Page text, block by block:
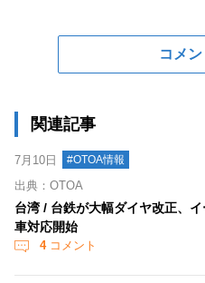
コメ
関連記事
7月10日 #OTOA情報
出典：OTOA
台湾 / 台鉄が大幅ダイヤ改正、
車対応開始
4コメント